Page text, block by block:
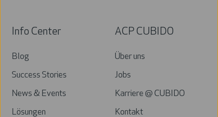
Info Center
Blog
Success Stories
News & Events
Lösungen
ACP CUBIDO
Über uns
Jobs
Karriere @ CUBIDO
Kontakt